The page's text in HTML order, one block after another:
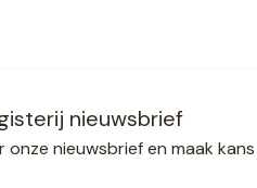
nieuwsbrief
onze nieuwsbrief en maak